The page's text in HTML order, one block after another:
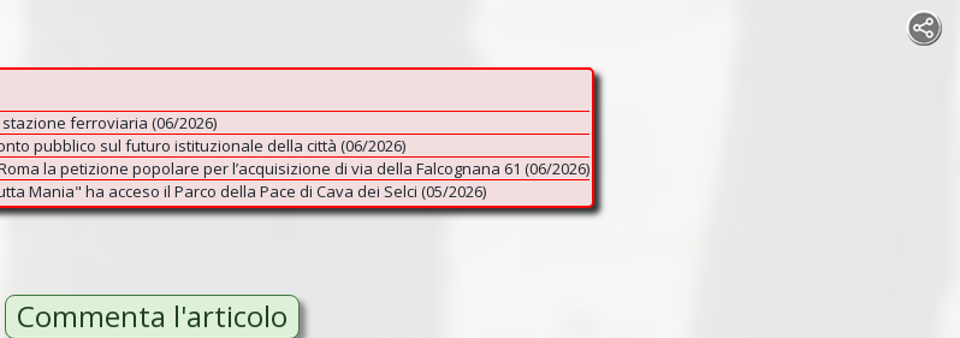
ferroviaria (06/2026)
pubblico sul futuro istituzionale della città (06/2026)
la petizione popolare per l’acquisizione di via della Falcognana 61 (06/2026)
Mania" ha acceso il Parco della Pace di Cava dei Selci (05/2026)
Commenta l'articolo